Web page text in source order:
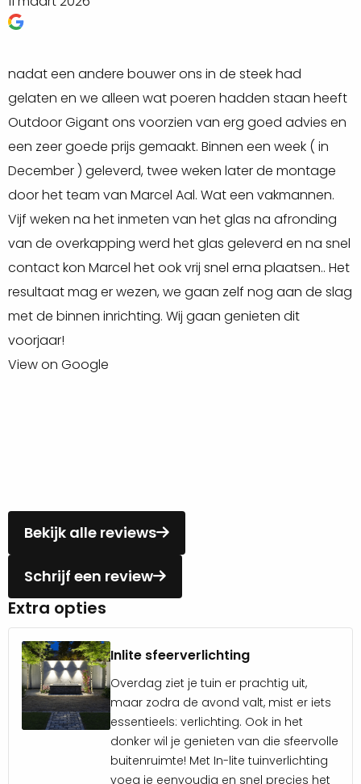
verschillende kleuren, ook leveren wij o.a. rhombus
gevelbekleding, wisselsponningplanken,
Ook voor de vloerafwerking kunnen wij verschillende
opties leveren. Een keramische tegel maakt uw
veranda erg praktisch qua onderhoud.
Wil je nog iets langer genieten van jouw overkapping
onder allerlei verschillende weersomstandigheden?
Maak je tuinkamer winterproof door dak- en
wandisolatie toe te voegen. Door het isoleren van
jouw wanden en plafond kun je, wanneer je een haard
in de overkapping plaatst, ook in de winterdagen
genieten van jouw overkapping.
nadat een andere bouwer ons in de steek had
gelaten en we alleen wat poeren hadden staan heeft
Outdoor Gigant ons voorzien van erg goed advies en
een zeer goede prijs gemaakt. Binnen een week ( in
December ) geleverd, twee weken later de montage
door het team van Marcel Aal. Wat een vakmannen.
Vijf weken na het inmeten van het glas na afronding
van de overkapping werd het glas geleverd en na snel
contact kon Marcel het ook vrij snel erna plaatsen.. Het
resultaat mag er wezen, we gaan zelf nog aan de slag
met de binnen inrichting. Wij gaan genieten dit
voorjaar!
View on Google
Bekijk alle reviews
Schrijf een review
Extra opties
Inlite sfeerverlichting
Overdag ziet je tuin er prachtig uit,
maar zodra de avond valt, mist er iets
essentieels: verlichting. Ook in het
donker wil je genieten van die sfeervolle
buitenruimte! Met In-lite tuinverlichting
voeg je eenvoudig en snel precies het